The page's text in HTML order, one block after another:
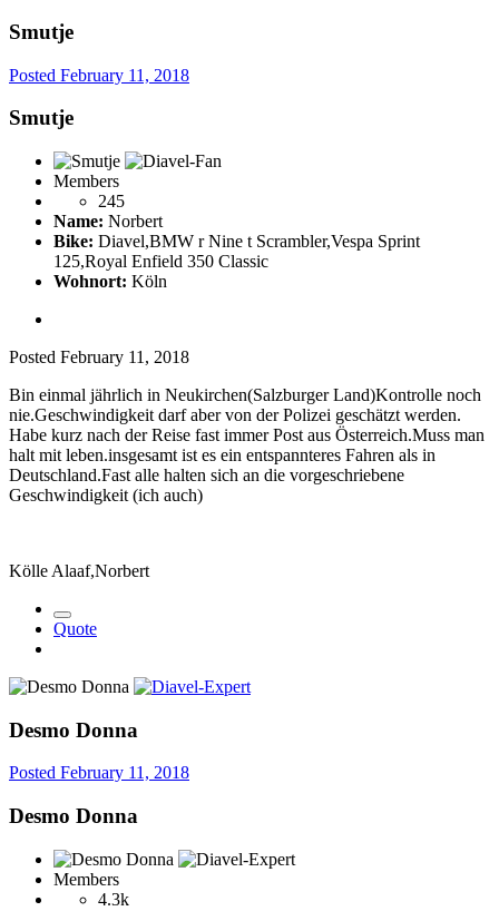
Smutje
Posted February 11, 2018
Smutje
Members
245
Name: Norbert
Bike: Diavel,BMW r Nine t Scrambler,Vespa Sprint
125,Royal Enfield 350 Classic
Wohnort: Köln
Posted February 11, 2018
Bin einmal jährlich in Neukirchen(Salzburger Land)Kontrolle noch
nie.Geschwindigkeit darf aber von der Polizei geschätzt werden.
Habe kurz nach der Reise fast immer Post aus Österreich.Muss man
halt mit leben.insgesamt ist es ein entspannteres Fahren als in
Deutschland.Fast alle halten sich an die vorgeschriebene
Geschwindigkeit (ich auch)
Kölle Alaaf,Norbert
Quote
Desmo Donna
Posted February 11, 2018
Desmo Donna
Members
4.3k